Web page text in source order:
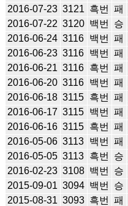
2016-07-23 3121 흑번 패
2016-07-22 3120 백번 승
2016-06-24 3116 백번 패
2016-06-23 3116 백번 패
2016-06-21 3116 흑번 패
2016-06-20 3116 백번 패
2016-06-18 3115 흑번 패
2016-06-17 3115 백번 패
2016-06-16 3115 흑번 패
2016-05-06 3113 백번 패
2016-05-05 3113 흑번 승
2016-02-23 3108 백번 승
2015-09-01 3094 백번 승
2015-08-31 3093 흑번 패